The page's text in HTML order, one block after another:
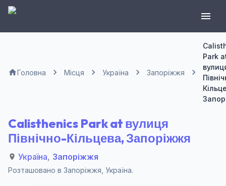
Головна Місця Україна Запоріжжя
Park
Calisthenics Park at вулиця
Північно-Кільцева, Запоріжжя
Україна, Запоріжжя
Розташовано в Запоріжжя Україна.